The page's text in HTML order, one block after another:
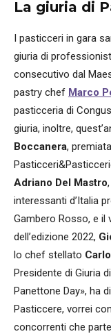
La giuria di
I pasticceri in gara
giuria di
consecutivo dal
pastry chef Marco
pasticceria di
giuria, inoltre,
Boccanera,
Adriano Del Mastro
interessanti d’Italia
Gambero Rosso, e il
dell’edizione 2022,
lo chef stellato
Presidente di Giuria
Panettone Day», ha
Pasticcere, vorrei
concorrenti che